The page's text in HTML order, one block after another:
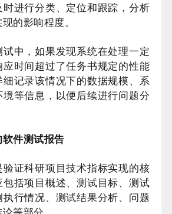
进行分类、定位和跟踪，分析
的影响程度。
中，如果发现系统在处理一定
时间超过了任务书规定的性能
记录该情况下的数据规模、系
等信息，以便后续进行问题分
件测试报告
证科研项目技术指标实现的核
括项目概述、测试目标、测试
行情况、测试结果分析、问题